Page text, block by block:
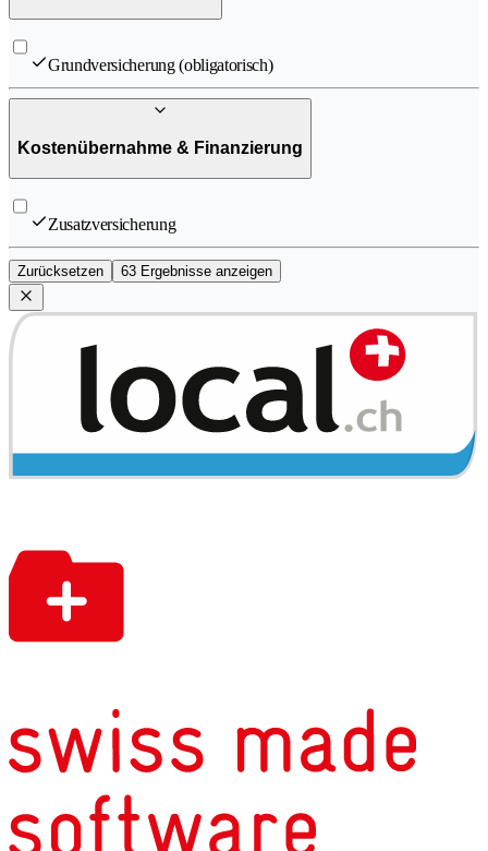
Grundversicherung (obligatorisch)
Kostenübernahme & Finanzierung
Zusatzversicherung
Zurücksetzen 63 Ergebnisse anzeigen